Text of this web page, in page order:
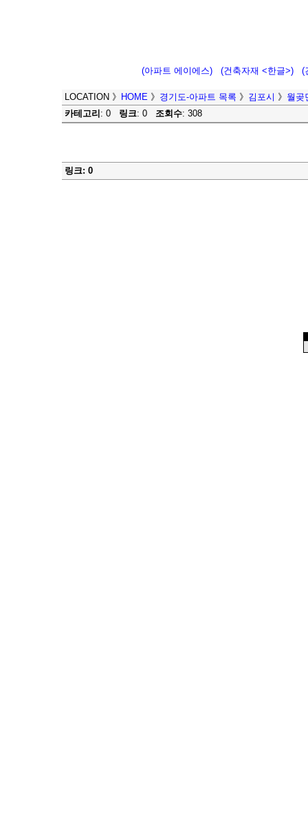
(아파트 에이에스) (건축자재 <한글>) (
LOCATION 》 HOME 》 경기도-아파트 목록 》 김포시 》 월곶
카테고리 : 0 링크: 0 조회수: 308
링크: 0